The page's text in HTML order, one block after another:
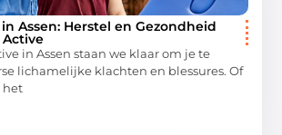
Assen: Herstel en Gezondheid
Active
in Assen staan we klaar om je te
lichamelijke klachten en blessures. Of
het